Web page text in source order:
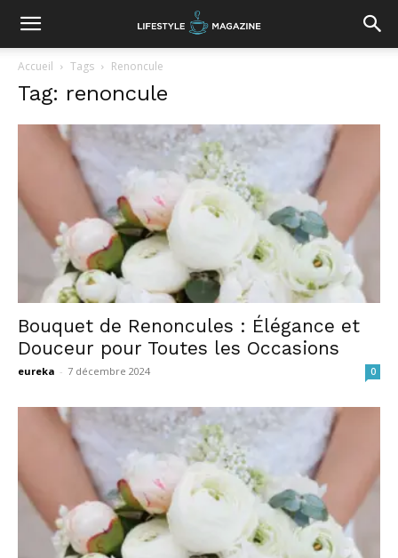
Accueil Tags Renoncule
Tag: renoncule
Bouquet de Renoncules : Élégance et
Douceur pour Toutes les Occasions
eureka - 7 décembre 2024 0